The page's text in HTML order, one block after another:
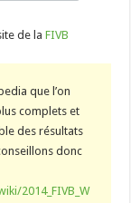
de la FIVB
que l’on
complets et
des résultats
donc
2014_FIVB_W